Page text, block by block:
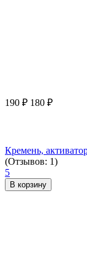
190 ₽ 180 ₽
Кремень,
(Отзывов: 1)
5
В корзину